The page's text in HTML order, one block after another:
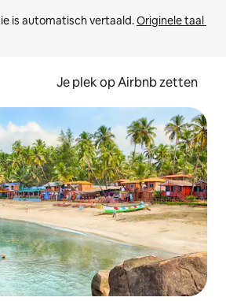
is automatisch vertaald. Originele taal
Je plek op Airbnb zetten